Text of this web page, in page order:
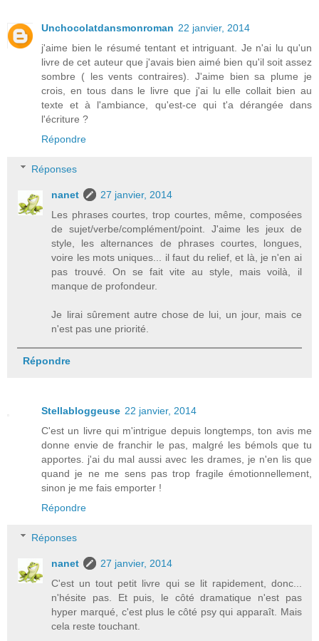
Unchocolatdansmonroman 22 janvier, 2014
j'aime bien le résumé tentant et intriguant. Je n'ai lu qu'un
livre de cet auteur que j'avais bien aimé bien qu'il soit assez
sombre ( les vents contraires). J'aime bien sa plume je
crois, en tous dans le livre que j'ai lu elle collait bien au
texte et à l'ambiance, qu'est-ce qui t'a dérangée dans
l'écriture ?
Répondre
Réponses
nanet
27 janvier, 2014
Les phrases courtes, trop courtes, même, composées
de sujet/verbe/complément/point. J'aime les jeux de
style, les alternances de phrases courtes, longues,
voire les mots uniques... il faut du relief, et là, je n'en ai
pas trouvé. On se fait vite au style, mais voilà, il
manque de profondeur.
Je lirai sûrement autre chose de lui, un jour, mais ce
n'est pas une priorité.
Répondre
Stellabloggeuse 22 janvier, 2014
C'est un livre qui m'intrigue depuis longtemps, ton avis me
donne envie de franchir le pas, malgré les bémols que tu
apportes. j'ai du mal aussi avec les drames, je n'en lis que
quand je ne me sens pas trop fragile émotionnellement,
sinon je me fais emporter !
Répondre
Réponses
nanet
27 janvier, 2014
C'est un tout petit livre qui se lit rapidement, donc...
n'hésite pas. Et puis, le côté dramatique n'est pas
hyper marqué, c'est plus le côté psy qui apparaît. Mais
cela reste touchant.